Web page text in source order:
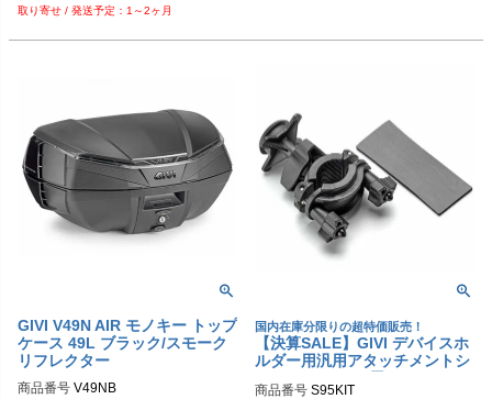
1～2ヶ月
GIVI V49N AIR モノキー トップ
ケース 49L ブラック/スモーク
リフレクター
商品番号 V49NB
国内在庫分限りの超特価販売！
【決算SALE】GIVI デバイスホ
ルダー用汎用アタッチメントシ
商品番号 S95KIT